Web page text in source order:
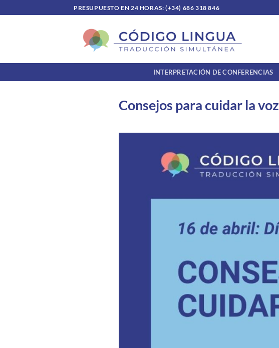
al
PRESUPUESTO EN 24 HORAS: (+34) 686 318 846
INTERPRETACIÓN DE CONFERENCIAS
Consejos para cuidar la voz